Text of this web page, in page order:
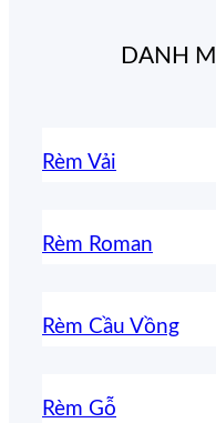
DANH
Rèm Vải
Rèm Roman
Rèm Cầu Vồng
Rèm Gỗ